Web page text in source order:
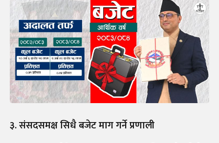
३. संसदसमक्ष सिधै बजेट माग गर्ने प्रणाली